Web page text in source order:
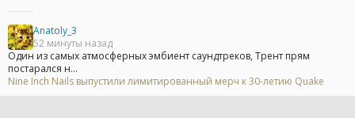
Anatoly_3
52 минуты назад
Один из самых атмосферных эмбиент саундтреков, Трент прям
постарался н...
Nine Inch Nails выпустили лимитированный мерч к 30-летию Quake